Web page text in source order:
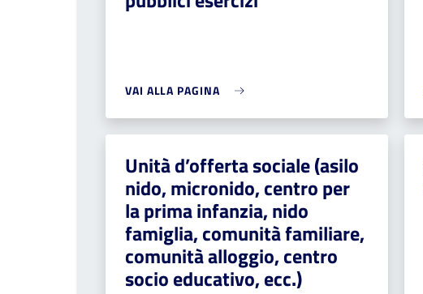
VAI ALLA PAGINA
Unità d’offerta sociale (asilo
nido, micronido, centro per
la prima infanzia, nido
famiglia, comunità familiare,
comunità alloggio, centro
socio educativo, ecc.)